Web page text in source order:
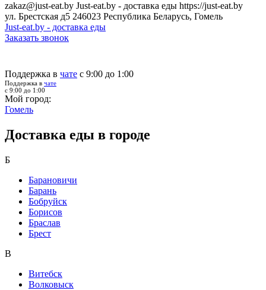
zakaz@just-eat.by Just-eat.by - доставка еды https://just-eat.by
ул. Брестская д5 246023 Республика Беларусь, Гомель
Just-eat.by - доставка еды
Заказать звонок
Поддержка в чате с 9:00 до 1:00
Поддержка в чате
с 9:00 до 1:00
Мой город:
Гомель
Доставка еды в городе
Б
Барановичи
Барань
Бобруйск
Борисов
Браслав
Брест
В
Витебск
Волковыск